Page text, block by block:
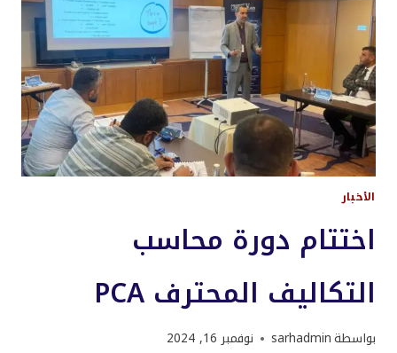
الأخبار
اختتام دورة محاسب
التكاليف المحترف PCA
بواسطةsarhadmin نوفمبر 16, 2024